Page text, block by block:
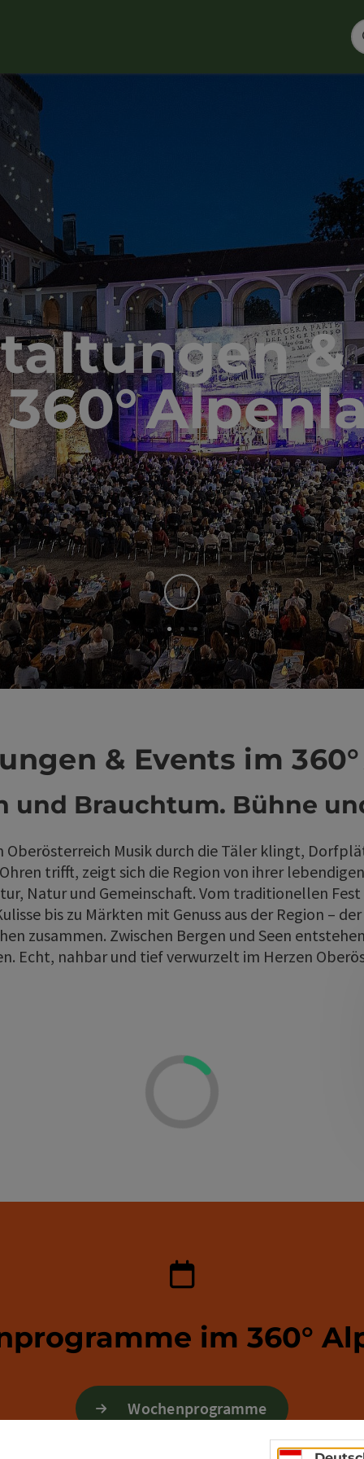
&
Stop
& Events im
und Brauchtum. Bühne
Oberösterreich Musik durch die Täler klingt,
trifft, zeigt sich die Region von ihrer
Natur und Gemeinschaft. Vom traditionellen
bis zu Märkten mit Genuss aus der Region –
zusammen. Zwischen Bergen und Seen
Echt, nahbar und tief verwurzelt im Herzen
im 360°
Wochenprogramme